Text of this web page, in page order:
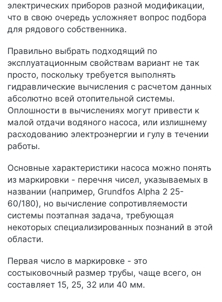
электрических приборов разной модификации,
что в свою очередь усложняет вопрос подбора
для рядового собственника.
Правильно выбрать подходящий по
эксплуатационным свойствам вариант не так
просто, поскольку требуется выполнять
гидравлические вычисления с расчетом данных
абсолютно всей отопительной системы.
Оплошности в вычислениях могут привести к
малой отдачи водяного насоса, или излишнему
расходованию электроэнергии и гулу в течении
работы.
Основные характеристики насоса можно понять
из маркировки - перечня чисел, указываемых в
названии (например, Grundfos Alpha 2 25-
60/180), но вычисление сопротивляемости
системы поэтапная задача, требующая
некоторых специализированных познаний в этой
области.
Первая число в маркировке - это
состыковочный размер трубы, чаще всего, он
составляет 15, 25, 32 или 40 мм.